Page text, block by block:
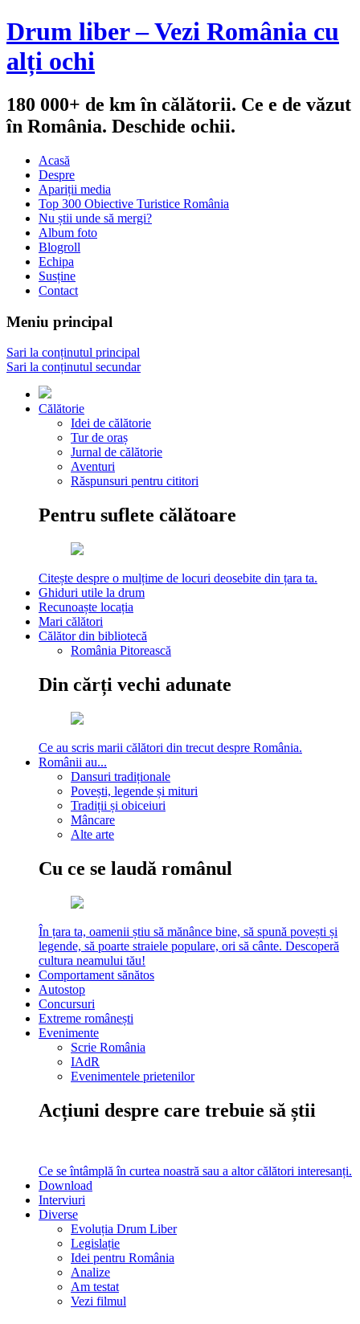
Drum liber – Vezi România cu
alți ochi
180 000+ de km în călătorii. Ce e de văzut
în România. Deschide ochii.
Acasă
Despre
Apariții media
Top 300 Obiective Turistice România
Nu știi unde să mergi?
Album foto
Blogroll
Echipa
Susține
Contact
Meniu principal
Sari la conținutul principal
Sari la conținutul secundar
Călătorie
Idei de călătorie
Tur de oraș
Jurnal de călătorie
Aventuri
Răspunsuri pentru cititori
Pentru suflete călătoare
Citește despre o mulțime de locuri deosebite din țara ta.
Ghiduri utile la drum
Recunoaște locația
Mari călători
Călător din bibliotecă
România Pitorească
Din cărți vechi adunate
Ce au scris marii călători din trecut despre România.
Românii au...
Dansuri tradiționale
Povești, legende și mituri
Tradiții și obiceiuri
Mâncare
Alte arte
Cu ce se laudă românul
În țara ta, oamenii știu să mănânce bine, să spună povești și
legende, să poarte straiele populare, ori să cânte. Descoperă
cultura neamului tău!
Comportament sănătos
Autostop
Concursuri
Extreme românești
Evenimente
Scrie România
IAdR
Evenimentele prietenilor
Acțiuni despre care trebuie să știi
Ce se întâmplă în curtea noastră sau a altor călători interesanți.
Download
Interviuri
Diverse
Evoluția Drum Liber
Legislație
Idei pentru România
Analize
Am testat
Vezi filmul